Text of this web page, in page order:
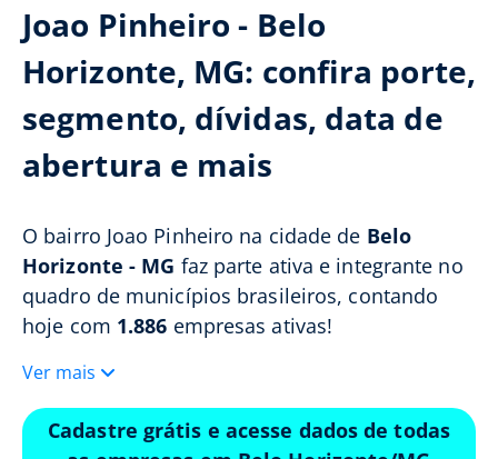
Joao Pinheiro - Belo
Horizonte, MG: confira porte,
segmento, dívidas, data de
abertura e mais
O bairro Joao Pinheiro na cidade de Belo
Horizonte - MG faz parte ativa e integrante no
quadro de municípios brasileiros, contando
hoje com 1.886 empresas ativas!
Ver mais
Cadastre grátis e acesse dados de todas